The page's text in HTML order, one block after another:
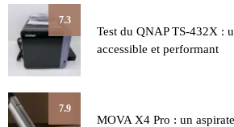
7.3
Test du QNAP TS-432X :
accessible et performant
7.9
MOVA X4 Pro : un